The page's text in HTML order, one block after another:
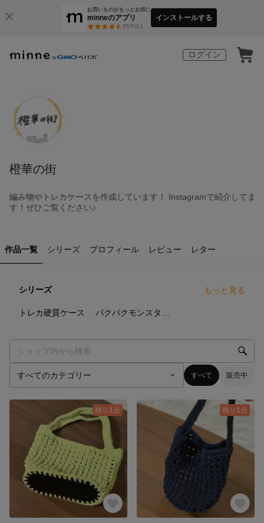
お買いものがもっとお得に
minneのアプリ
3万件以上
インストールする
ログイン
橙華の街
編み物やトレカケースを作成しています！ Instagramで紹介してま
す！ぜひご覧ください♪
作品一覧 シリーズ プロフィール レビュー レター
シリーズ もっと見る
トレカ硬質ケース
すべて 販売中
残り1点 残り1点